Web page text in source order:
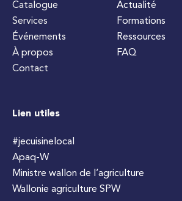
Catalogue
Services
Événements
À propos
Contact
Actualité
Formations
Ressources
FAQ
Lien utiles
#jecuisinelocal
Apaq-W
Ministre wallon de l’agriculture
Wallonie agriculture SPW